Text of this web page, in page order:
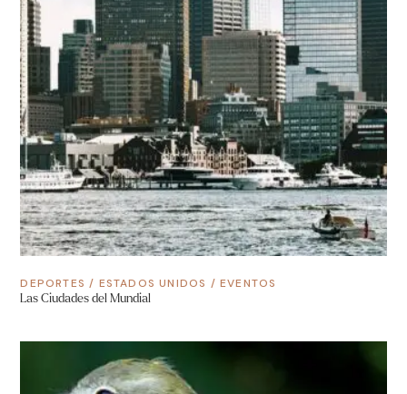
DEPORTES / ESTADOS UNIDOS /EVENTOS
Las Ciudades del Mundial